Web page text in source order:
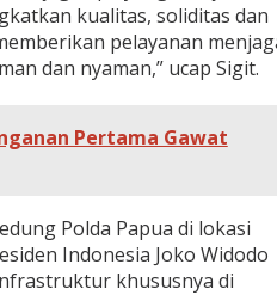
kualitas, soliditas dan
pelayanan
dan nyaman,” ucap Sigit.
Pertama Gawat
Polda Papua di lokasi
Indonesia Joko Widodo
khususnya di